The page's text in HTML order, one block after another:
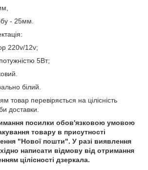
- 25мм.
220v/12v;
5Вт;
білий.
товар перевіряється на цілісність
доставки.
посилки обов'язковою умовою
товару в присутності
"Нової пошти". У разі виявлення
написати відмову від отримання
цілісності дзеркала.